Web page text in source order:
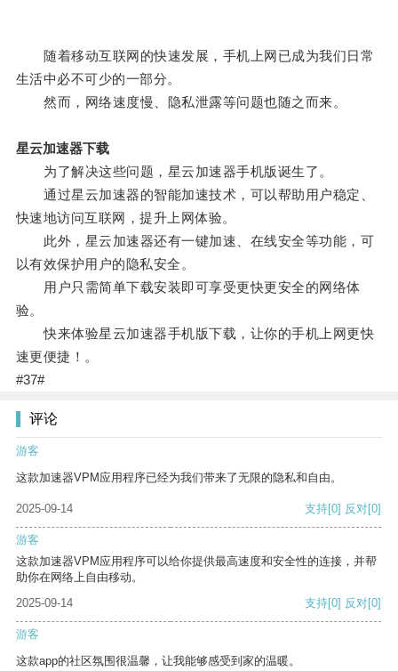
随着移动互联网的快速发展，手机上网已成为我们日常
生活中必不可少的一部分。
然而，网络速度慢、隐私泄露等问题也随之而来。
星云加速器下载
为了解决这些问题，星云加速器手机版诞生了。
通过星云加速器的智能加速技术，可以帮助用户稳定、
快速地访问互联网，提升上网体验。
此外，星云加速器还有一键加速、在线安全等功能，可
以有效保护用户的隐私安全。
用户只需简单下载安装即可享受更快更安全的网络体
验。
快来体验星云加速器手机版下载，让你的手机上网更快
速更便捷！。
#37#
评论
游客
这款加速器VPM应用程序已经为我们带来了无限的隐私和自由。
2025-09-14 支持[0] 反对[0]
游客
这款加速器VPM应用程序可以给你提供最高速度和安全性的连接，并帮
助你在网络上自由移动。
2025-09-14
支持[0] 反对[0]
游客
这款app的社区氛围很温馨，让我能够感受到家的温暖。